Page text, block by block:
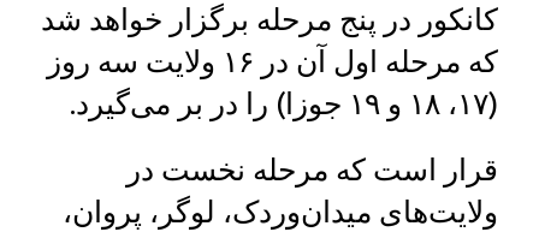
کانکور در پنج مرحله برگزار خواهد شد
که مرحله اول آن در ۱۶ ولایت سه روز
(۱۷، ۱۸ و ۱۹ جوزا) را در بر می‌گیرد.
قرار است که مرحله نخست در
ولایت‌های میدان‌وردک، لوگر، پروان،